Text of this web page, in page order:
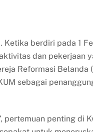
berdiri pada 1
dan pekerjaan
Reformasi Belanda (
sebagai
pertemuan penting di